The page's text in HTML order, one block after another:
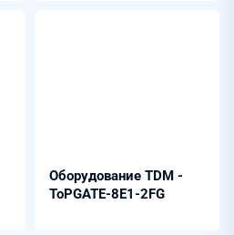
Оборудование TDM -
ToPGATE-8E1-2FG